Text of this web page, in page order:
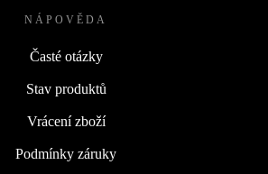
NÁPOVĚDA
Časté otázky
Stav produktů
Vrácení zboží
Podmínky záruky